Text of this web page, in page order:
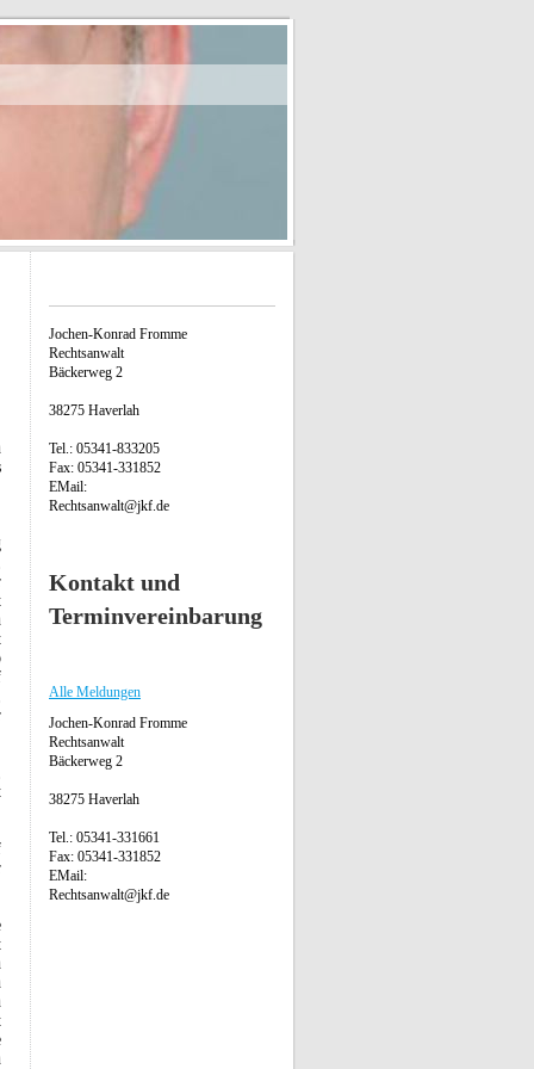
Jochen-Konrad Fromme
Rechtsanwalt
Bäckerweg 2
38275 Haverlah
Tel.: 05341-833205
Fax: 05341-331852
EMail:
Rechtsanwalt@jkf.de
Kontakt und
Terminvereinbarung
Alle Meldungen
Jochen-Konrad Fromme
Rechtsanwalt
Bäckerweg 2
38275 Haverlah
Tel.: 05341-331661
Fax: 05341-331852
EMail:
Rechtsanwalt@jkf.de